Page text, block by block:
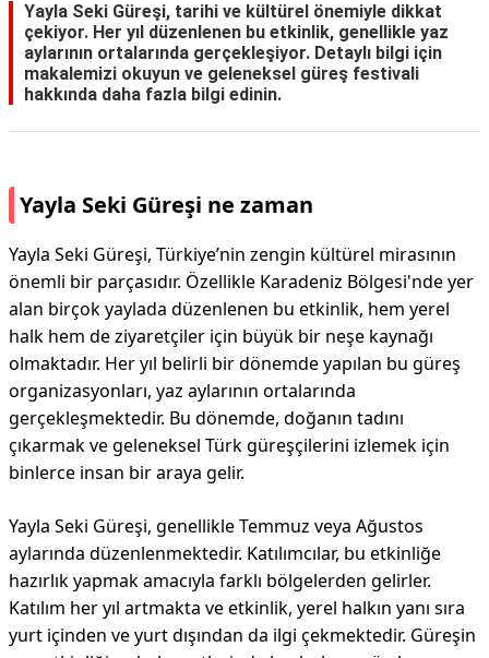
Yayla Seki Güreşi, tarihi ve kültürel önemiyle dikkat
çekiyor. Her yıl düzenlenen bu etkinlik, genellikle yaz
aylarının ortalarında gerçekleşiyor. Detaylı bilgi için
makalemizi okuyun ve geleneksel güreş festivali
hakkında daha fazla bilgi edinin.
Yayla Seki Güreşi ne zaman
Yayla Seki Güreşi, Türkiye’nin zengin kültürel mirasının
önemli bir parçasıdır. Özellikle Karadeniz Bölgesi'nde yer
alan birçok yaylada düzenlenen bu etkinlik, hem yerel
halk hem de ziyaretçiler için büyük bir neşe kaynağı
olmaktadır. Her yıl belirli bir dönemde yapılan bu güreş
organizasyonları, yaz aylarının ortalarında
gerçekleşmektedir. Bu dönemde, doğanın tadını
çıkarmak ve geleneksel Türk güreşçilerini izlemek için
binlerce insan bir araya gelir.
Yayla Seki Güreşi, genellikle Temmuz veya Ağustos
aylarında düzenlenmektedir. Katılımcılar, bu etkinliğe
hazırlık yapmak amacıyla farklı bölgelerden gelirler.
Katılım her yıl artmakta ve etkinlik, yerel halkın yanı sıra
yurt içinden ve yurt dışından da ilgi çekmektedir. Güreşin